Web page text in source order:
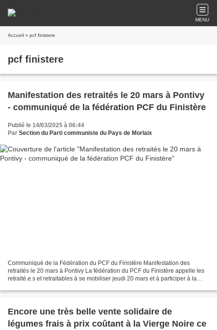
MENU
Accueil » pcf finistere
pcf finistere
Manifestation des retraités le 20 mars à Pontivy
- communiqué de la fédération PCF du Finistère
Publié le 14/03/2025 à 06:44
Par Section du Parti communiste du Pays de Morlaix
Communiqué de la Fédération du PCF du Finistère Manifestation des
retraités le 20 mars à Pontivy La fédération du PCF du Finistère appelle les
retraité.e.s et retraitables à se mobiliser jeudi 20 mars et à participer à la
Encore une très belle vente solidaire de
légumes frais à prix coûtant à la Vierge Noire ce